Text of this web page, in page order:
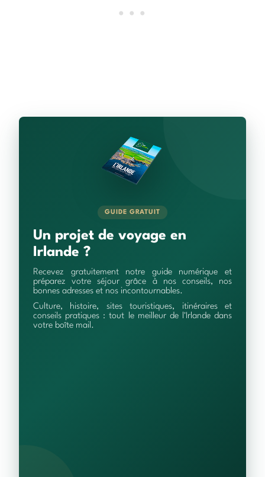
GUIDE GRATUIT
Un projet de voyage en
Irlande ?
Recevez gratuitement notre guide numérique et
préparez votre séjour grâce à nos conseils, nos
bonnes adresses et nos incontournables.
Culture, histoire, sites touristiques, itinéraires et
conseils pratiques : tout le meilleur de l'Irlande dans
votre boîte mail.